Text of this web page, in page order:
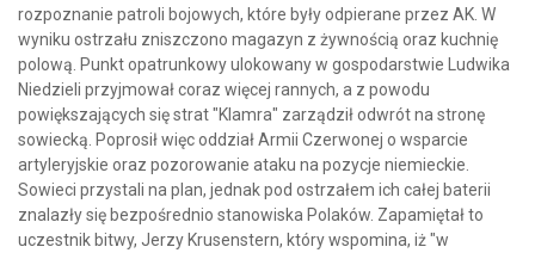
rozpoznanie patroli bojowych, które były odpierane przez AK. W
wyniku ostrzału zniszczono magazyn z żywnością oraz kuchnię
polową. Punkt opatrunkowy ulokowany w gospodarstwie Ludwika
Niedzieli przyjmował coraz więcej rannych, a z powodu
powiększających się strat "Klamra" zarządził odwrót na stronę
sowiecką. Poprosił więc oddział Armii Czerwonej o wsparcie
artyleryjskie oraz pozorowanie ataku na pozycje niemieckie.
Sowieci przystali na plan, jednak pod ostrzałem ich całej baterii
znalazły się bezpośrednio stanowiska Polaków. Zapamiętał to
uczestnik bitwy, Jerzy Krusenstern, który wspomina, iż "w